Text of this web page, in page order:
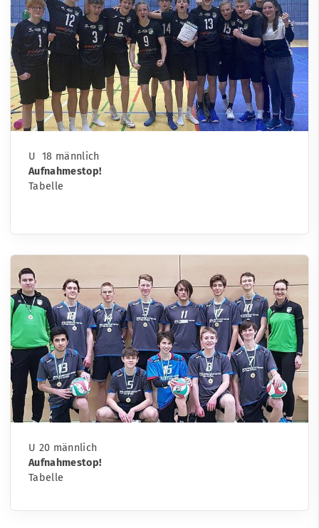
U 18 männlich
Aufnahmestop!
Tabelle
U 20 männlich
Aufnahmestop!
Tabelle